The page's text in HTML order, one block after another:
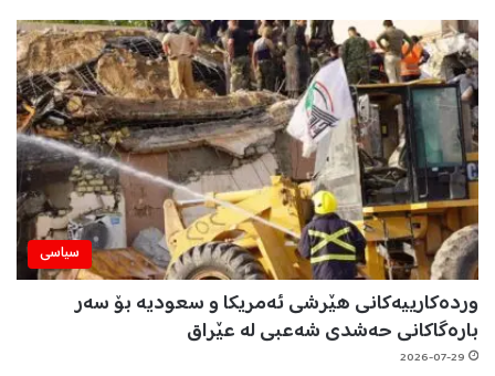
سیاسی
وردەکارییەکانی هێرشی ئەمریکا و سعودیە بۆ سەر
بارەگاکانی حەشدی شەعبی لە عێراق
2026-07-29